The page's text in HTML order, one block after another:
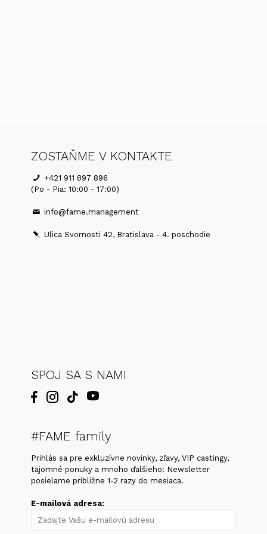
ZOSTAŇME V KONTAKTE
+421 911 897 896
(Po - Pia: 10:00 - 17:00)
info@fame.management
Ulica Svornosti 42, Bratislava - 4. poschodie
SPOJ SA S NAMI
#FAME family
Prihlás sa pre exkluzívne novinky, zľavy, VIP castingy,
tajomné ponuky a mnoho ďalšieho! Newsletter
posielame približne 1-2 razy do mesiaca.
E-mailová adresa: